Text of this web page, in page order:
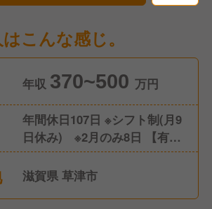
こんな感じ。
年収 370~500 万円
年間休日107日 ※シフト制(月9
日休み) ※2月のみ8日 【有給
休暇】有（10～20日）
滋賀県 草津市